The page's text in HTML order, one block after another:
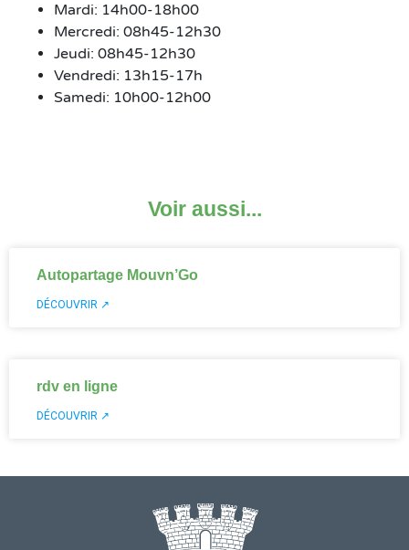
Mardi: 14h00-18h00
Mercredi: 08h45-12h30
Jeudi: 08h45-12h30
Vendredi: 13h15-17h
Samedi: 10h00-12h00
Voir aussi...
Autopartage Mouvn’Go
DÉCOUVRIR ↗
rdv en ligne
DÉCOUVRIR ↗